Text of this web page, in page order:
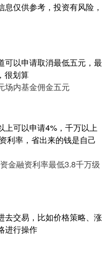
仅供参考，投资有风险，
可以申请取消最低五元，最
很划算
场内基金佣金五元
上可以申请4%，千万以上
利率，省出来的钱是自己
金融资利率最低3.8千万级
去交易，比如价格策略、涨
进行操作